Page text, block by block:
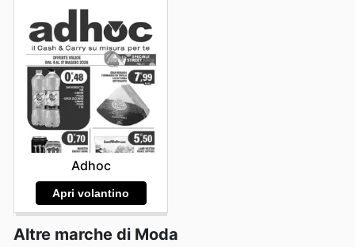
Adhoc
Apri volantino
Altre marche di Moda